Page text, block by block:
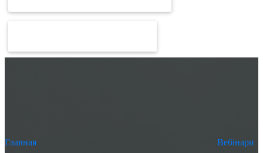
Главная Вебінари